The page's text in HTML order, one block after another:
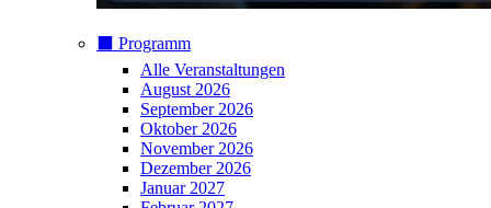
⬛️ Programm
Alle Veranstaltungen
August 2026
September 2026
Oktober 2026
November 2026
Dezember 2026
Januar 2027